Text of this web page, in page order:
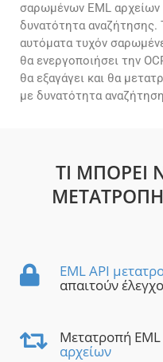
σαρωμένων EML αρχείων
δυνατότητα αναζήτησης.
αυτόματα τυχόν
θα ενεργοποιήσει την
θα εξαγάγει και θα
με δυνατότητα
ΤΙ ΜΠΟΡΕΊ
EML API
απαιτούν
Μετατροπή EML
αρχείων